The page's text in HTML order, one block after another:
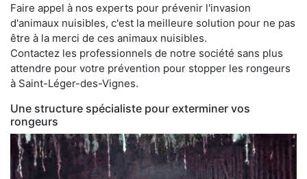
Faire appel à nos experts pour prévenir l'invasion
d'animaux nuisibles, c'est la meilleure solution pour ne pas
être à la merci de ces animaux nuisibles.
Contactez les professionnels de notre société sans plus
attendre pour votre prévention pour stopper les rongeurs
à Saint-Léger-des-Vignes.
Une structure spécialiste pour exterminer vos
rongeurs